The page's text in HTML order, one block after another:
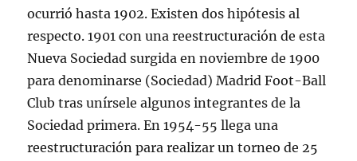
ocurrió hasta 1902. Existen dos hipótesis al
respecto. 1901 con una reestructuración de esta
Nueva Sociedad surgida en noviembre de 1900
para denominarse (Sociedad) Madrid Foot-Ball
Club tras unírsele algunos integrantes de la
Sociedad primera. En 1954-55 llega una
reestructuración para realizar un torneo de 25